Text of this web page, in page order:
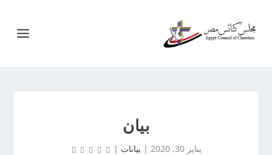
بيان
يناير 30, 2020 | بيانات |